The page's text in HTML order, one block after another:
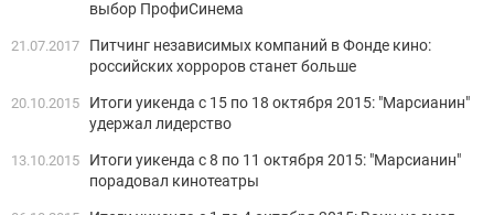
выбор ПрофиСинема
21.07.2017
Питчинг независимых компаний в Фонде кино:
российских хорроров станет больше
20.10.2015
Итоги уикенда с 15 по 18 октября 2015: "Марсианин"
удержал лидерство
13.10.2015
Итоги уикенда с 8 по 11 октября 2015: "Марсианин"
порадовал кинотеатры